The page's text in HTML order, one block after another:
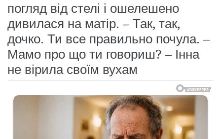
погляд від стелі і ошелешено
дивилася на матір. – Так, так,
дочко. Ти все правильно почула. –
Мамо про що ти говориш? – Інна
не вірила своїм вухам